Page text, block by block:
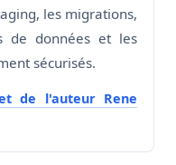
les migrations,
de données et les
sécurisés.
de l'auteur Rene